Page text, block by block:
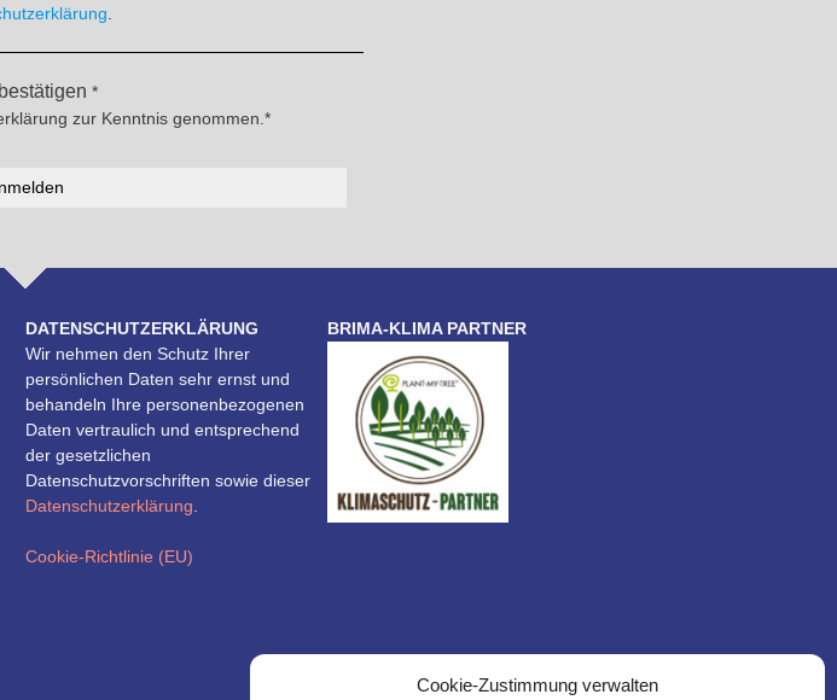
Cookie-Zustimmung verwalten
*
zur Kenntnis genommen.*
DATENSCHUTZERKLÄRUNG
Wir nehmen den Schutz Ihrer
persönlichen Daten sehr ernst und
behandeln Ihre personenbezogenen
Daten vertraulich und entsprechend
der gesetzlichen
Datenschutzvorschriften sowie dieser
Datenschutzerklärung
Cookie-Richtlinie (EU)
BRIMA-KLIMA PARTNER